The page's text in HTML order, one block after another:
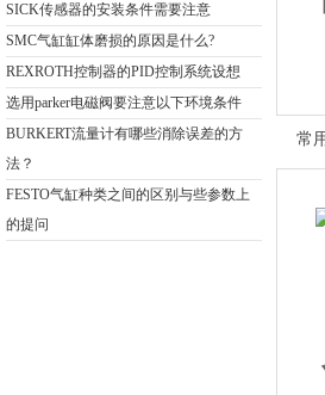
SICK传感器的安装条件需要注意
SMC气缸缸体磨损的原因是什么?
REXROTH控制器的PID控制系统设想
选用parker电磁阀要注意以下环境条件
BURKERT流量计有哪些消除误差的方
法？
FESTO气缸种类之间的区别与些参数上
的提问
常